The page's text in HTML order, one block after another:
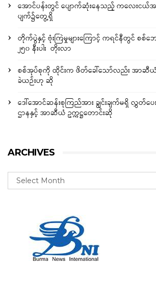
အောင်ပန်းတွင် ပျောက်ဆုံးနေသည့် ကလေးငယ်
ပျက်၌တွေ့ရှိ
တိုက်ပွဲနှင့် ဗုံးကြဲမှုများကြောင့် ကရင်နီတွင် စစ်ဘ
၂၅၀ နီးပါး တိုးလာ
စစ်အုပ်စုကို ထိုင်းက ဖိတ်ခေါ်သော်လည်း အာ
ခဲယဉ်းဟု ဆို
ဒေါ်အောင်ဆန်းစုကြည်အား ချွင်းချက်မရှိ လွှတ်ပေး
ဌာနနှင့် အာဆီယံ ဥက္ကဋ္ဌတောင်းဆို
ARCHIVES